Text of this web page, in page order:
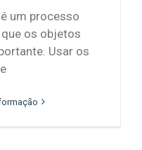
um processo
os objetos
Usar os